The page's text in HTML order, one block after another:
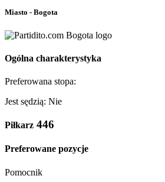
Miasto - Bogota
Ogólna charakterystyka
Preferowana stopa:
Jest sędzią: Nie
Piłkarz 446
Preferowane pozycje
Pomocnik